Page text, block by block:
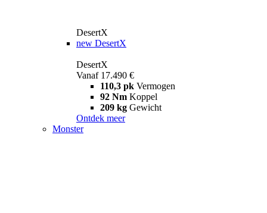
DesertX
new DesertX
DesertX
Vanaf 17.490 €
110,3 pk Vermogen
92 Nm Koppel
209 kg Gewicht
Ontdek meer
Monster